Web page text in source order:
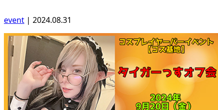
event | 2024.08.31